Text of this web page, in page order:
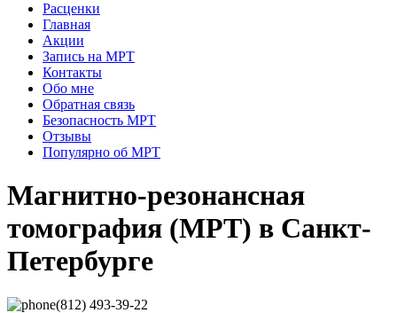
Расценки
Главная
Акции
Запись на МРТ
Контакты
Обо мне
Обратная связь
Безопасность МРТ
Отзывы
Популярно об МРТ
Магнитно-резонансная
томография (МРТ) в Санкт-
Петербурге
(812) 493-39-22